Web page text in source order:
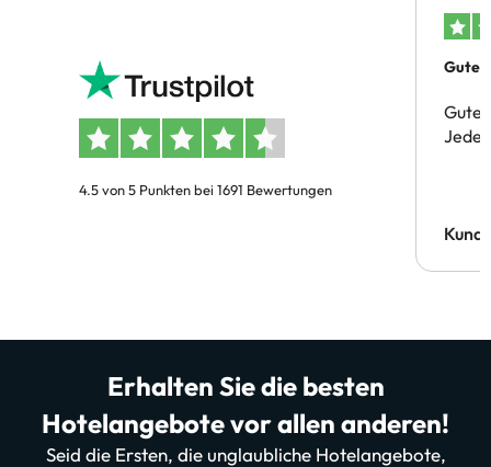
4.5 von 5 Punkten bei 1691 Bewertungen
Gutes
Gute
Erhalten Sie die besten
Hotelangebote vor allen anderen!
Seid die Ersten, die unglaubliche Hotelangebote,